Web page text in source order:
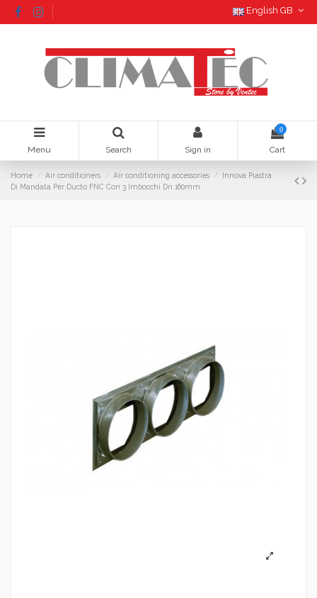
English GB
Menu Search Sign in
0
Cart
Home Air conditioners Air conditioning accessories
Innova Piastra
Di Mandata Per Ducto FNC Con 3 Imbocchi Dn 160mm